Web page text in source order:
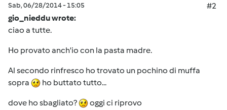
Sab, 06/28/2014 - 15:05
#2
gio_nieddu wrote:
ciao a tutte.
Ho provato anch'io con la pasta madre.
Al secondo rinfresco ho trovato un pochino di muffa
sopra
ho buttato tutto...
dove ho sbagliato? oggi ci riprovo